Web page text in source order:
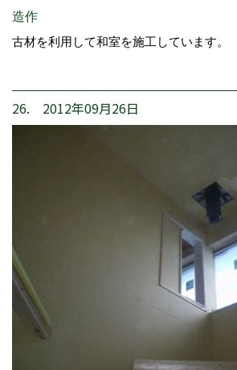
造作
古材を利用して和室を施工しています。
26. 2012年09月26日